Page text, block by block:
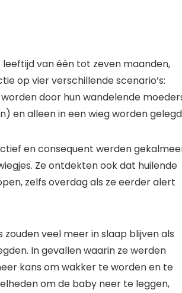
van één tot zeven maanden,
op vier verschillende scenario’s:
door hun wandelende
en alleen in een wieg worden
en consequent werden
Ze ontdekten ook dat huilende
zelfs overdag als ze eerder alert
zouden veel meer in slaap blijven als
In gevallen waarin ze werden
kans om wakker te worden en te
om de baby neer te leggen,